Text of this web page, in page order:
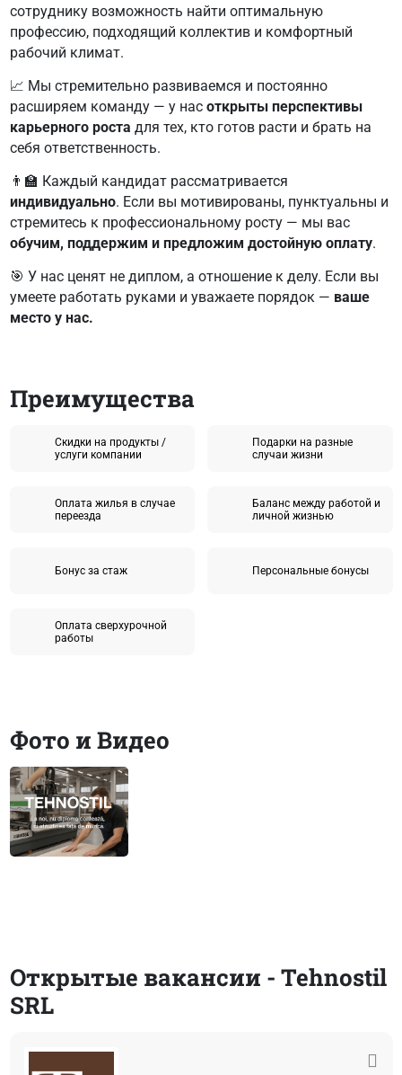
сотруднику возможность найти оптимальную
профессию, подходящий коллектив и комфортный
рабочий климат.
📈 Мы стремительно развиваемся и постоянно
расширяем команду — у нас открыты перспективы
карьерного роста для тех, кто готов расти и брать на
себя ответственность.
👨‍🏫 Каждый кандидат рассматривается
индивидуально. Если вы мотивированы, пунктуальны и
стремитесь к профессиональному росту — мы вас
обучим, поддержим и предложим достойную оплату.
🎯 У нас ценят не диплом, а отношение к делу. Если вы
умеете работать руками и уважаете порядок — ваше
место у нас.
Преимущества
Скидки на продукты /
услуги компании
Подарки на разные
случаи жизни
Оплата жилья в случае
переезда
Баланс между работой и
личной жизнью
Бонус за стаж Персональные бонусы
Оплата сверхурочной
работы
Фото и Видео
Открытые вакансии - Tehnostil
SRL